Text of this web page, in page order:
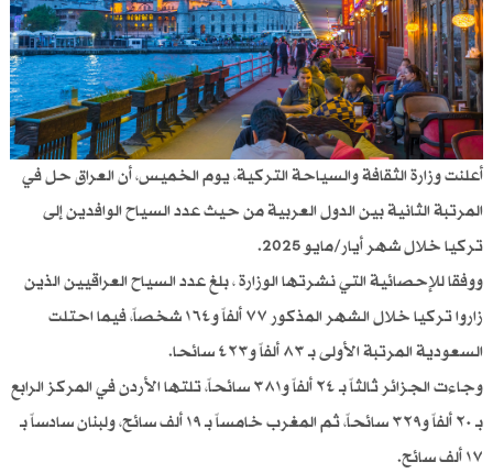
أعلنت وزارة الثقافة والسياحة التركية، يوم الخميس، أن العراق حل في
المرتبة الثانية بين الدول العربية من حيث عدد السياح الوافدين إلى
تركيا خلال شهر أيار/مايو 2025.
ووفقا للإحصائية التي نشرتها الوزارة ، بلغ عدد السياح العراقيين الذين
زاروا تركيا خلال الشهر المذكور ٧٧ ألفاً و١٦٤ شخصاً، فيما احتلت
السعودية المرتبة الأولى بـ ٨٣ ألفاً و٤٢٣ سائحا.
وجاءت الجزائر ثالثاً بـ ٢٤ ألفاً و٣٨١ سائحاً، تلتها الأردن في المركز الرابع
بـ ٢٠ ألفاً و٣٢٩ سائحاً، ثم المغرب خامساً بـ ١٩ ألف سائح، ولبنان سادساً بـ
١٧ ألف سائح.